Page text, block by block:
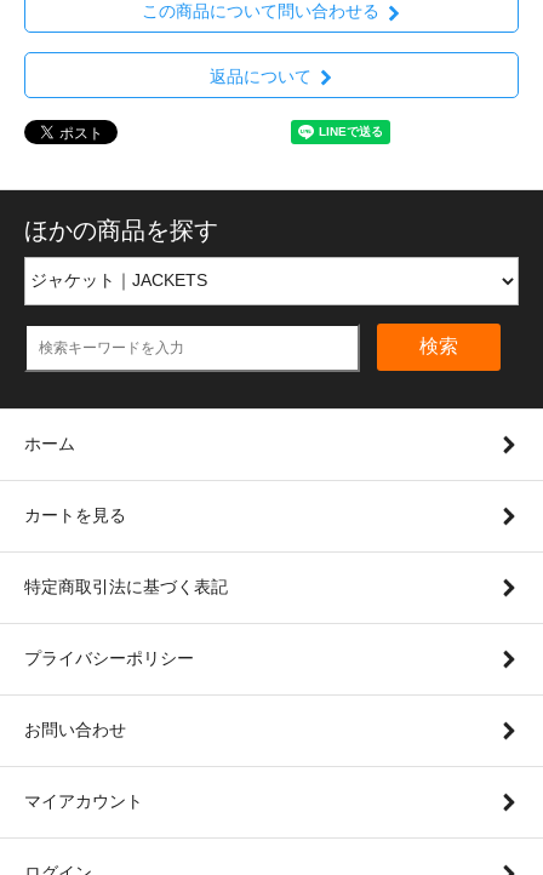
この商品について問い合わせる
返品について
ほかの商品を探す
検索
ホーム
カートを見る
特定商取引法に基づく表記
プライバシーポリシー
お問い合わせ
マイアカウント